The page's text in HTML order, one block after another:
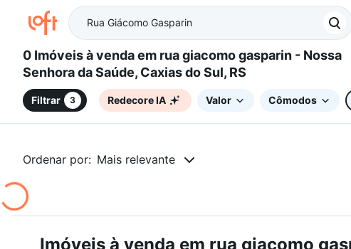
0 Imóveis à venda em rua giacomo gasparin - Nossa
Senhora da Saúde, Caxias do Sul, RS
Filtrar 3 Redecore IA Valor Cômodos
Ordenar por: Mais relevante
Imóveis à venda em rua giacomo